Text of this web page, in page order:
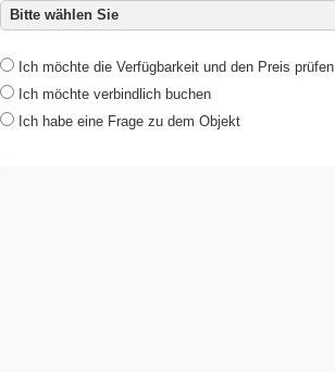
Bitte wählen Sie
Ich möchte die Verfügbarkeit und den Preis prüfen
Ich möchte verbindlich buchen
Ich habe eine Frage zu dem Objekt